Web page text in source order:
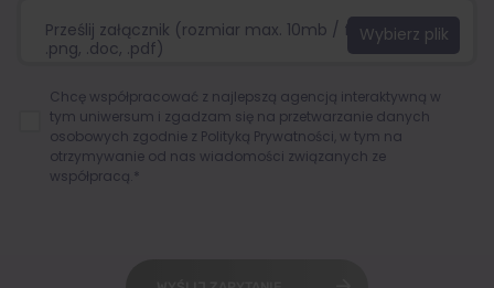
Prześlij załącznik (rozmiar max. 10mb / format:.jpg,
.png, .doc, .pdf)
Chcę współpracować z najlepszą agencją interaktywną w
tym uniwersum i zgadzam się na przetwarzanie danych
osobowych zgodnie z Polityką Prywatności , w tym na
otrzymywanie od nas wiadomości związanych ze
współpracą.*